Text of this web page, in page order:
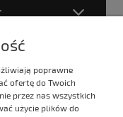
poprawne
ofertę do Twoich
przez nas wszystkich
użycie plików do